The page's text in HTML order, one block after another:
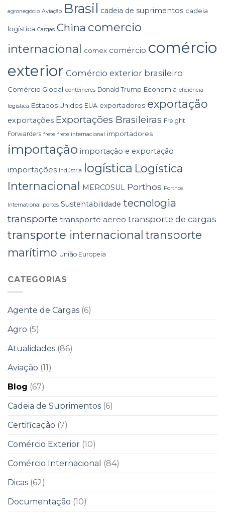
agronegócio Aviação Brasil cadeia de suprimentos cadeia
logística Cargas China comercio
internacional comex comércio comércio
exterior Comércio exterior brasileiro
Comércio Global contêineres Donald Trump Economia eficiência
logística Estados Unidos EUA exportadores exportação
exportações Exportações Brasileiras Freight
Forwarders frete frete internacional importadores
importação importação e exportação
importações Indústria logística Logística
Internacional
MERCOSUL Porthos Porthos
International portos Sustentabilidade tecnologia
transporte transporte aereo transporte de cargas
transporte internacional transporte
marítimo União Europeia
CATEGORIAS
Agente de Cargas (6)
Agro (5)
Atualidades (86)
Aviação (11)
Blog (67)
Cadeia de Suprimentos (6)
Certificação (7)
Comércio Exterior (10)
Comércio Internacional
(84)
Dicas (62)
Documentação (10)